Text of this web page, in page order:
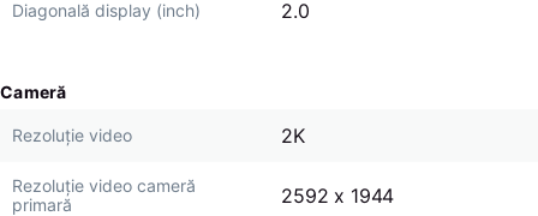
Diagonală display (inch) 2.0
Cameră
Rezoluție video 2K
Rezoluție video cameră
primară
2592 x 1944